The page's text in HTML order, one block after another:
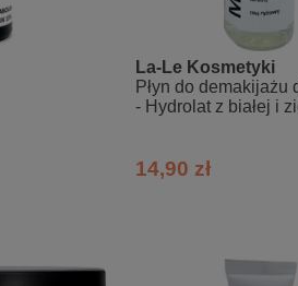
La-Le Kosmetyki
Płyn do demakijażu
- Hydrolat z białej i
14,90 zł